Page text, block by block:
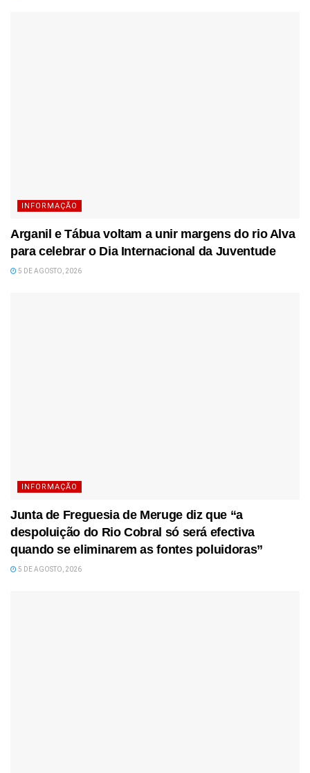
INFORMAÇÃO
Arganil e Tábua voltam a unir margens do rio Alva
para celebrar o Dia Internacional da Juventude
5 DE AGOSTO, 2026
INFORMAÇÃO
Junta de Freguesia de Meruge diz que “a
despoluição do Rio Cobral só será efectiva
quando se eliminarem as fontes poluidoras”
5 DE AGOSTO, 2026